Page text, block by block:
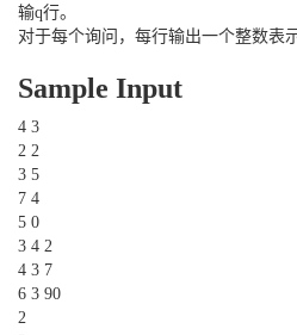
输q行。
对于每个询问，每行输出一个整数表
Sample Input
4 3
2 2
3 5
7 4
5 0
3 4 2
4 3 7
6 3 90
2